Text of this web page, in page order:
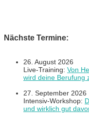
Nächste Termine:
26. August 2026
Live-Training: Von
wird deine Berufung
27. September 2026
Intensiv-Workshop:
und wirklich gut